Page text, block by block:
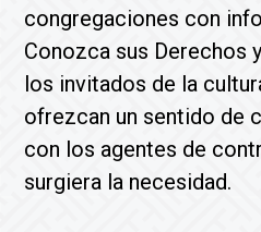
congregaciones con
Conozca sus Derechos
los invitados de la
ofrezcan un sentido de
con los agentes de
surgiera la necesidad.